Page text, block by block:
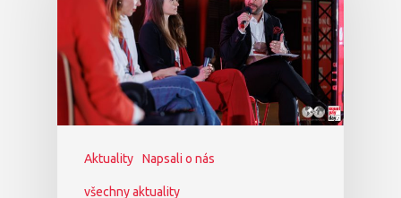
Aktuality Napsali o nás
všechny aktuality